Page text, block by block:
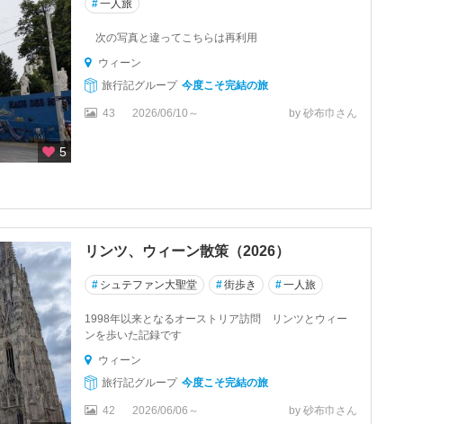
5
#一人旅
次の写真と違ってこちらは再利用
ウィーン
旅行記グループ 今度こそ完結の旅
43 2026/06/10～ by 砂布巾さん
リンツ、ウィーン散策（2026）
# シュテファン大聖堂 #街歩き #一人旅
1998年以来となるオーストリア訪問 リンツとウィー
ンを歩いた記録です
ウィーン
旅行記グループ 今度こそ完結の旅
42 2026/06/06～ by 砂布巾さん